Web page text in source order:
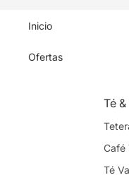
Inicio
Ofertas
Té
Café
Té